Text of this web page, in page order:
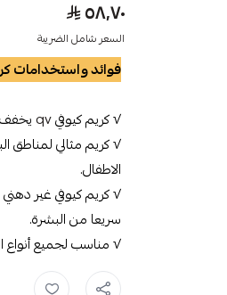
٥٨٫٧٠
السعر شامل الضريبة
فوائد واستخدامات
√ كريم كيوفيqvيخفف
√ كريم مثالي لمناطق
الاطفال.
√ كريم كيوفي غير
سريعا من البشرة.
√ مناسب لجميع أنواع
كيو في , كريم كيو في ,